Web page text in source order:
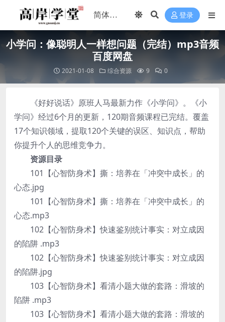
登录
小学问：像聪明人一样想问题（完结）mp3音频
百度网盘
2021-01-08 综合资源 9 0
《好好说话》原班人马最新力作《小学问》。《小
学问》经过6个月的更新，120期音频课程已完结。覆盖
17个知识领域，提取120个关键的误区、知识点，帮助
你提升个人的思维竞争力。
资源目录
101【心智防身术】撕：培养在「冲突中成长」的
心态.jpg
101【心智防身术】撕：培养在「冲突中成长」的
心态.mp3
102【心智防身术】快速鉴别统计事实：对立成因
的陷阱 .mp3
102【心智防身术】快速鉴别统计事实：对立成因
的陷阱.jpg
103【心智防身术】看清小题大做的套路：滑坡的
陷阱 .mp3
103【心智防身术】看清小题大做的套路：滑坡的